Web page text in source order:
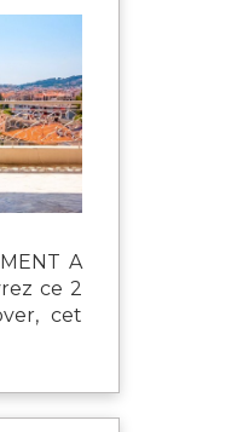
A
ce 2
cet